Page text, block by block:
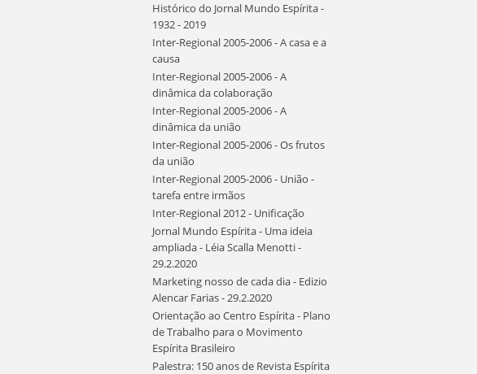
Histórico do Jornal Mundo Espírita -
1932 - 2019
Inter-Regional 2005-2006 - A casa e a
causa
Inter-Regional 2005-2006 - A
dinâmica da colaboração
Inter-Regional 2005-2006 - A
dinâmica da união
Inter-Regional 2005-2006 - Os frutos
da união
Inter-Regional 2005-2006 - União -
tarefa entre irmãos
Inter-Regional 2012 - Unificação
Jornal Mundo Espírita - Uma ideia
ampliada - Léia Scalla Menotti -
29.2.2020
Marketing nosso de cada dia - Edizio
Alencar Farias - 29.2.2020
Orientação ao Centro Espírita - Plano
de Trabalho para o Movimento
Espírita Brasileiro
Palestra: 150 anos de Revista Espírita